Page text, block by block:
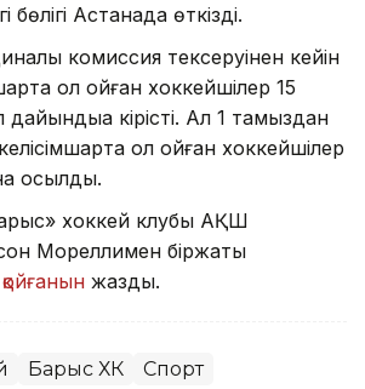
Астанада өткізді.
комиссия тексеруінен кейін
қол қойған хоккейшілер 15
кірісті. Ал 1 тамыздан
қол қойған хоккейшілер
қосылды.
хоккей клубы АҚШ
Мореллимен біржақты
қойғанын жаздық.
Барыс ХК Спорт